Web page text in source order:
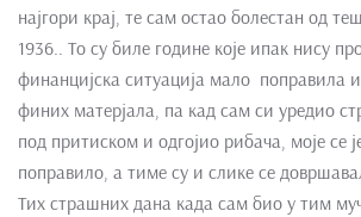
најгори крај, те сам остао болестан од
1936.. То су биле године које ипак нису
финанцијска ситуација мало поправила
финих матерјала, па кад сам си уредио
под притиском и одгојио рибача, моје се
поправило, а тиме су и слике се
Тих страшних дана када сам био у тим